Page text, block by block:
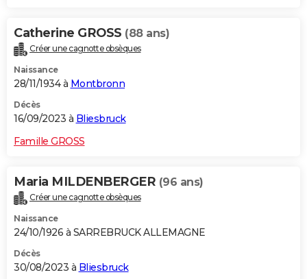
Catherine GROSS (88 ans)
Créer une cagnotte obsèques
Naissance
28/11/1934 à Montbronn
Décès
16/09/2023 à Bliesbruck
Famille GROSS
Maria MILDENBERGER (96 ans)
Créer une cagnotte obsèques
Naissance
24/10/1926 à SARREBRUCK ALLEMAGNE
Décès
30/08/2023 à Bliesbruck